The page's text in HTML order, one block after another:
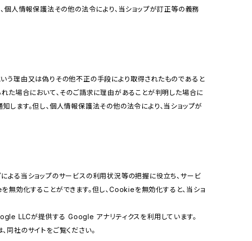
個人情報保護法その他の法令により、当ショップが訂正等の義務
う理由又は偽りその他不正の手段により取得されたものであると
た場合において、そのご請求に理由があることが判明した場合に
ます。但し、個人情報保護法その他の法令により、当ショップが
よる当ショップのサービスの利用状況等の把握に役立ち、サービ
効化することができます。但し、Cookieを無効化すると、当ショ
LLCが提供する Google アナリティクスを利用しています。
社のサイトをご覧ください。